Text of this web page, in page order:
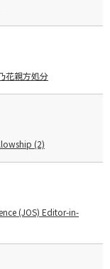
花親方処分
(2)
(JOS) Editor-in-